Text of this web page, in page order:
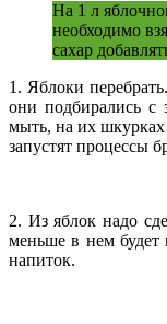
На 1 л
необходимо
сахар
1. Яблоки
они подбирались с
мыть, на их
запустят процессы
2. Из яблок надо
меньше в нем будет
напиток.